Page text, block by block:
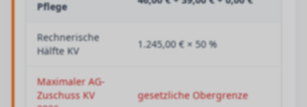
Pflege
Rechnerische
Hälfte KV
1.245,00 € × 50 %
Maximaler AG-
Zuschuss KV
gesetzliche Obergrenze